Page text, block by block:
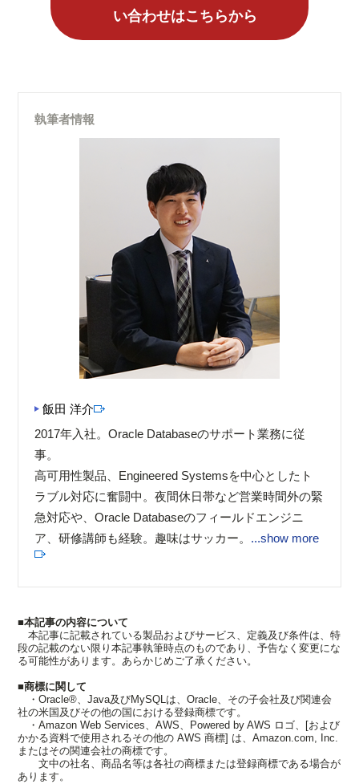
い合わせはこちらから
執筆者情報
飯田 洋介
2017年入社。Oracle Databaseのサポート業務に従
事。
高可用性製品、Engineered Systemsを中心としたト
ラブル対応に奮闘中。夜間休日帯など営業時間外の緊
急対応や、Oracle Databaseのフィールドエンジニ
ア、研修講師も経験。趣味はサッカー。 ...show more
■本記事の内容について
本記事に記載されている製品およびサービス、定義及び条件は、特
段の記載のない限り本記事執筆時点のものであり、予告なく変更にな
る可能性があります。あらかじめご了承ください。
■商標に関して
・Oracle®、Java及びMySQLは、Oracle、その子会社及び関連会
社の米国及びその他の国における登録商標です。
・Amazon Web Services、AWS、Powered by AWS ロゴ、[および
かかる資料で使用されるその他の AWS 商標] は、Amazon.com, Inc.
またはその関連会社の商標です。
文中の社名、商品名等は各社の商標または登録商標である場合が
あります。